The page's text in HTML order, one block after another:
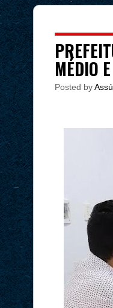
MÉDIO
Posted by